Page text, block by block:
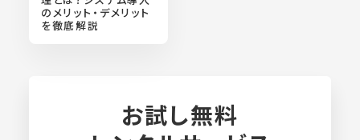
のメリット・デメリット
を徹底解説
お試し無料